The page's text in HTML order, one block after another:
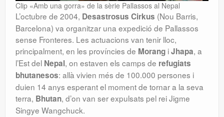
Clip «Amb una gorra» de la sèrie Pallassos al Nepal
L’octubre de 2004, Desastrosus Cirkus (Nou Barris,
Barcelona) va organitzar una expedició de Pallassos
sense Fronteres. Les actuacions van tenir lloc,
principalment, en les províncies de Morang iJhapa, a
l’Est del Nepal, on estaven els camps de refugiats
bhutanesos: allà vivien més de 100.000 persones i
duien 14 anys esperant el moment de tornar a la seva
terra, Bhutan, d’on van ser expulsats pel rei Jigme
Singye Wangchuck.